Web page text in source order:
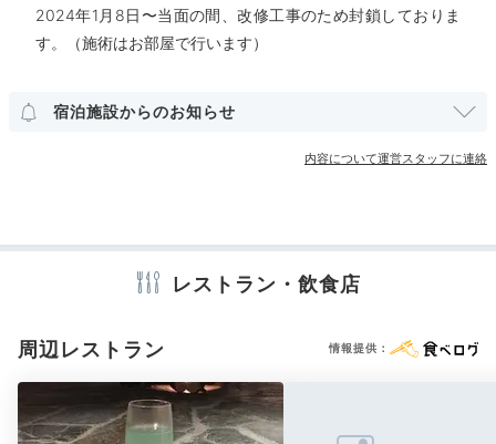
Night
アメニティ
浴衣 歯ブラシ タオル バスタオル
2024年1月8日〜当面の間、改修工事のため封鎖しておりま
す。（施術はお部屋で行います）
宿泊施設からのお知らせ
内容について運営スタッフに連絡
レストラン・飲食店
周辺レストラン 情報提供：